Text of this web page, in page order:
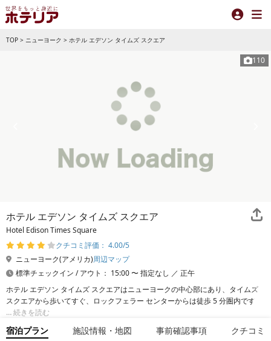
TOP > ニューヨーク > ホテル エデソン タイムズ スクエア
110
ホテル エデソン タイムズ スクエア
Hotel Edison Times Square
クチコミ評価： 4.00/5
ニューヨーク(アメリカ)周辺マップ
標準チェックイン / アウト： 15:00 〜 指定なし ／ 正午
ホテル エデソン タイムズ スクエアはニューヨークの中心部にあり、タイムズ
スクエアから歩いてすぐ、ロックフェラー センターからは徒歩 5 分圏内です。
このホテルは、ラジオ シティ ミュージック ホールまで 1 km、セントラル パー
クまで 1.2 km の場所に位置しています。
続きを読む
宿泊プラン 施設情報・地図 事前確認事項 クチコミ